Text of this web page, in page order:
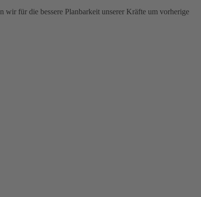
wir für die bessere Planbarkeit unserer Kräfte um vorherige